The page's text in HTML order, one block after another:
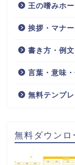
王の嗜みホ
挨拶・マナー
書き方・例文
言葉・意味
無料テンプレ
無料ダウンロ